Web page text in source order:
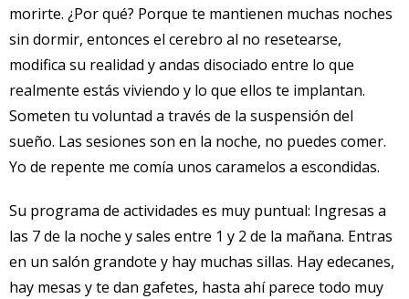
morirte. ¿Por qué? Porque te mantienen muchas noches
sin dormir, entonces el cerebro al no resetearse,
modifica su realidad y andas disociado entre lo que
realmente estás viviendo y lo que ellos te implantan.
Someten tu voluntad a través de la suspensión del
sueño. Las sesiones son en la noche, no puedes comer.
Yo de repente me comía unos caramelos a escondidas.
Su programa de actividades es muy puntual: Ingresas a
las 7 de la noche y sales entre 1 y 2 de la mañana. Entras
en un salón grandote y hay muchas sillas. Hay edecanes,
hay mesas y te dan gafetes, hasta ahí parece todo muy